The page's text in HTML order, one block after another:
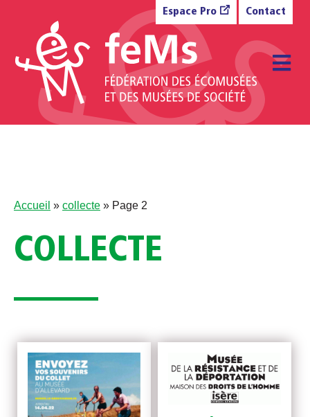
Espace Pro Contact
Accueil » collecte » Page 2
COLLECTE